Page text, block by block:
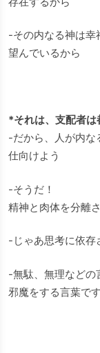
-その内なる神は幸
望んでいるから
*それは、支配者は
-だから、人が内な
仕向けよう
-そうだ！
精神と肉体を分離
-じゃあ思考に依存
-無駄、無理などの
邪魔をする言葉で